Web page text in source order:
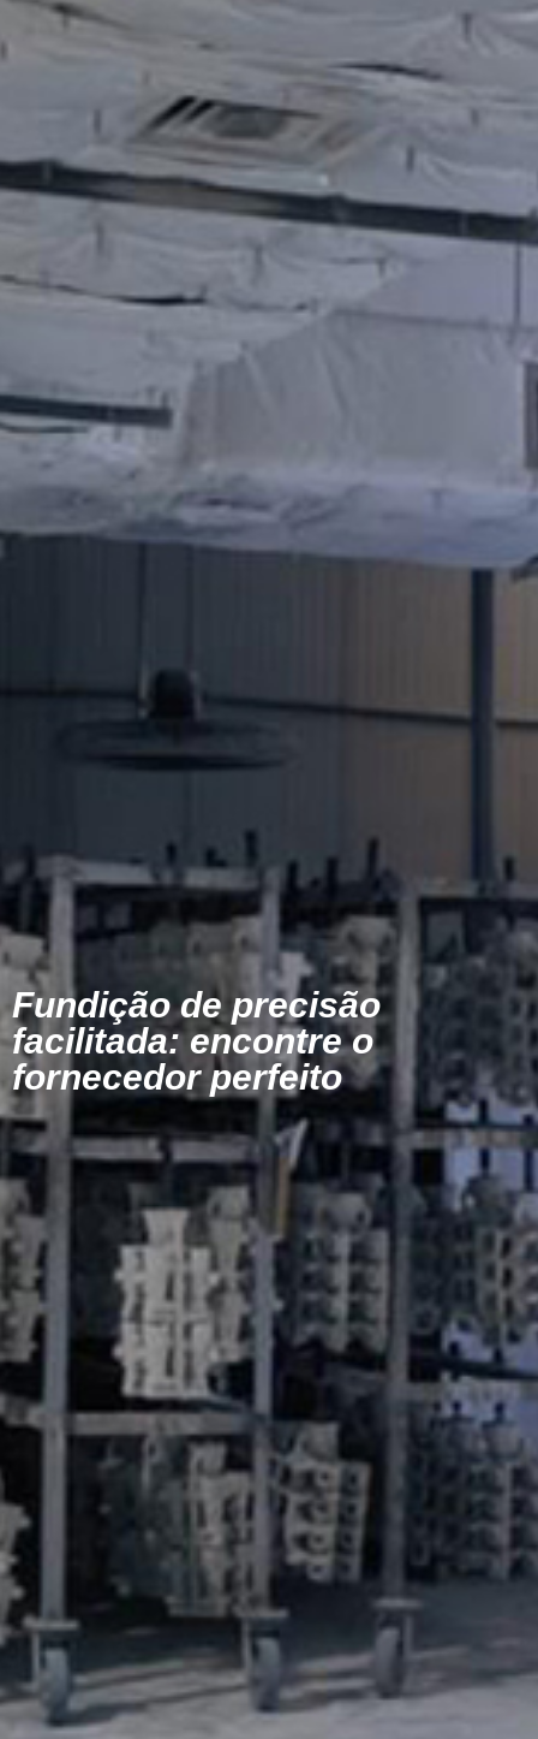
Fundição de precisão
facilitada: encontre o
fornecedor perfeito